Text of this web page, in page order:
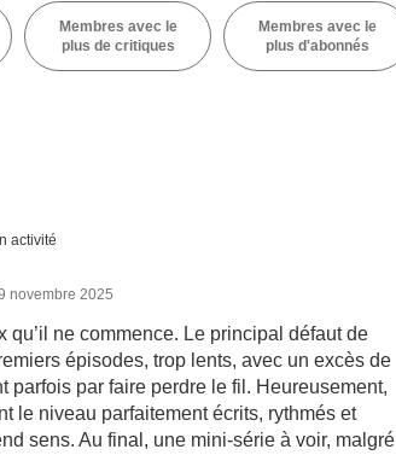
Membres avec le
plus de critiques
Membres avec le
plus d'abonnés
activité
novembre 2025
ne commence. Le principal défaut de
épisodes, trop lents, avec un excès de
par faire perdre le fil. Heureusement,
le niveau parfaitement écrits, rythmés et
sens. Au final, une mini-série à voir, malgré